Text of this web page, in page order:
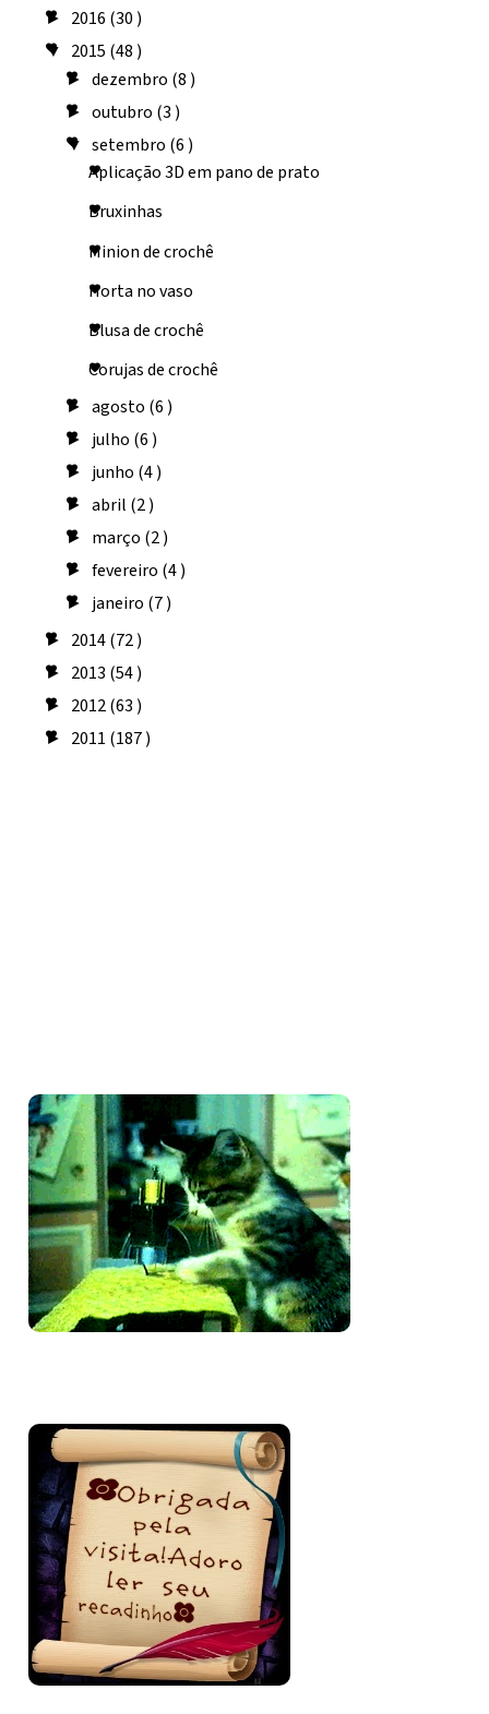
► 2016 (30 )
▼ 2015 (48 )
►dezembro (8 )
►outubro (3 )
▼setembro (6 )
Aplicação 3D em pano de prato
Bruxinhas
Minion de crochê
Horta no vaso
Blusa de crochê
Corujas de crochê
►agosto (6 )
► julho (6 )
► junho (4 )
►abril (2 )
► março (2 )
►fevereiro (4 )
► janeiro (7 )
► 2014(72 )
► 2013 (54 )
► 2012(63 )
► 2011 (187 )